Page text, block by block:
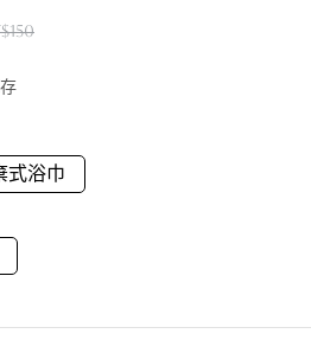
式浴巾